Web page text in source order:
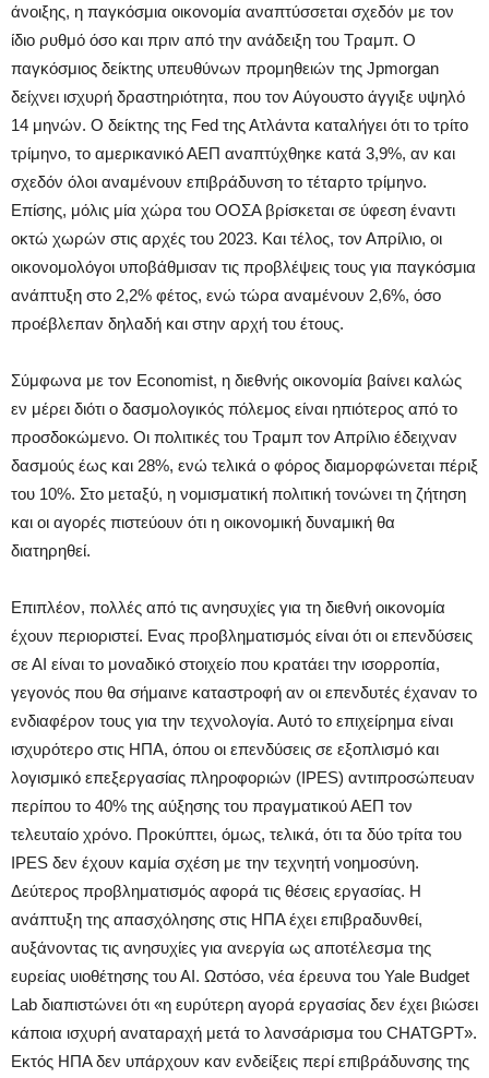
άνοιξης, η παγκόσμια οικονομία αναπτύσσεται σχεδόν με τον
ίδιο ρυθμό όσο και πριν από την ανάδειξη του Τραμπ. Ο
παγκόσμιος δείκτης υπευθύνων προμηθειών της Jpmorgan
δείχνει ισχυρή δραστηριότητα, που τον Αύγουστο άγγιξε υψηλό
14 μηνών. Ο δείκτης της Fed της Ατλάντα καταλήγει ότι το τρίτο
τρίμηνο, το αμερικανικό ΑΕΠ αναπτύχθηκε κατά 3,9%, αν και
σχεδόν όλοι αναμένουν επιβράδυνση το τέταρτο τρίμηνο.
Επίσης, μόλις μία χώρα του ΟΟΣΑ βρίσκεται σε ύφεση έναντι
οκτώ χωρών στις αρχές του 2023. Και τέλος, τον Απρίλιο, οι
οικονομολόγοι υποβάθμισαν τις προβλέψεις τους για παγκόσμια
ανάπτυξη στο 2,2% φέτος, ενώ τώρα αναμένουν 2,6%, όσο
προέβλεπαν δηλαδή και στην αρχή του έτους.
Σύμφωνα με τον Economist, η διεθνής οικονομία βαίνει καλώς
εν μέρει διότι ο δασμολογικός πόλεμος είναι ηπιότερος από το
προσδοκώμενο. Οι πολιτικές του Τραμπ τον Απρίλιο έδειχναν
δασμούς έως και 28%, ενώ τελικά ο φόρος διαμορφώνεται πέριξ
του 10%. Στο μεταξύ, η νομισματική πολιτική τονώνει τη ζήτηση
και οι αγορές πιστεύουν ότι η οικονομική δυναμική θα
διατηρηθεί.
Επιπλέον, πολλές από τις ανησυχίες για τη διεθνή οικονομία
έχουν περιοριστεί. Ενας προβληματισμός είναι ότι οι επενδύσεις
σε ΑΙ είναι το μοναδικό στοιχείο που κρατάει την ισορροπία,
γεγονός που θα σήμαινε καταστροφή αν οι επενδυτές έχαναν το
ενδιαφέρον τους για την τεχνολογία. Αυτό το επιχείρημα είναι
ισχυρότερο στις ΗΠΑ, όπου οι επενδύσεις σε εξοπλισμό και
λογισμικό επεξεργασίας πληροφοριών (IPES) αντιπροσώπευαν
περίπου το 40% της αύξησης του πραγματικού ΑΕΠ τον
τελευταίο χρόνο. Προκύπτει, όμως, τελικά, ότι τα δύο τρίτα του
IPES δεν έχουν καμία σχέση με την τεχνητή νοημοσύνη.
Δεύτερος προβληματισμός αφορά τις θέσεις εργασίας. Η
ανάπτυξη της απασχόλησης στις ΗΠΑ έχει επιβραδυνθεί,
αυξάνοντας τις ανησυχίες για ανεργία ως αποτέλεσμα της
ευρείας υιοθέτησης του ΑΙ. Ωστόσο, νέα έρευνα του Yale Budget
Lab διαπιστώνει ότι «η ευρύτερη αγορά εργασίας δεν έχει βιώσει
κάποια ισχυρή αναταραχή μετά το λανσάρισμα του CHATGPT».
Εκτός ΗΠΑ δεν υπάρχουν καν ενδείξεις περί επιβράδυνσης της